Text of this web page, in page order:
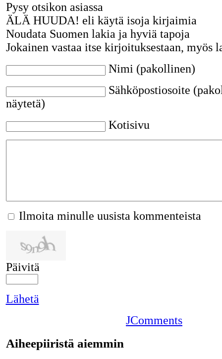
Pysy otsikon asiassa
ÄLÄ HUUDA! eli käytä isoja kirjaimia
Noudata Suomen lakia ja hyviä tapoja
Jokainen vastaa itse kirjoituksestaan, myös
Nimi (pakollinen)
Sähköpostiosoite
näytetä)
Kotisivu
Ilmoita minulle uusista kommenteista
Päivitä
Lähetä
JComments
Aiheepiiristä aiemmin